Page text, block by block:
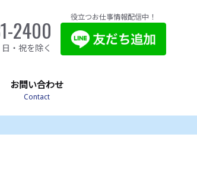
2400
・祝を除く
役立つお仕事情報配信中！
お問い合わせ
Contact